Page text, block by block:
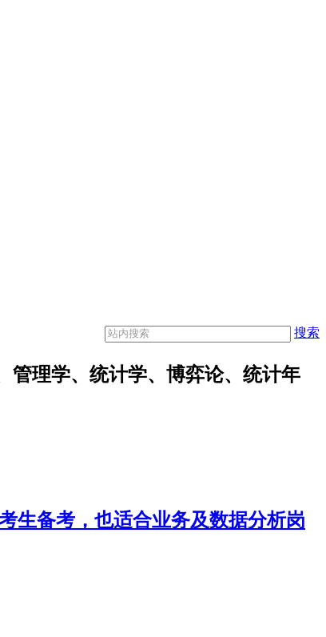
搜索
管理学、统计学、博弈论、统计年
生备考，也适合业务及数据分析岗